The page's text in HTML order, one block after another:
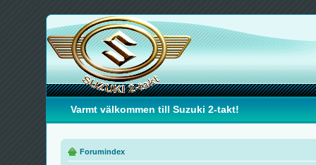
Varmt välkommen till Suzuki 2-takt!
Forumindex